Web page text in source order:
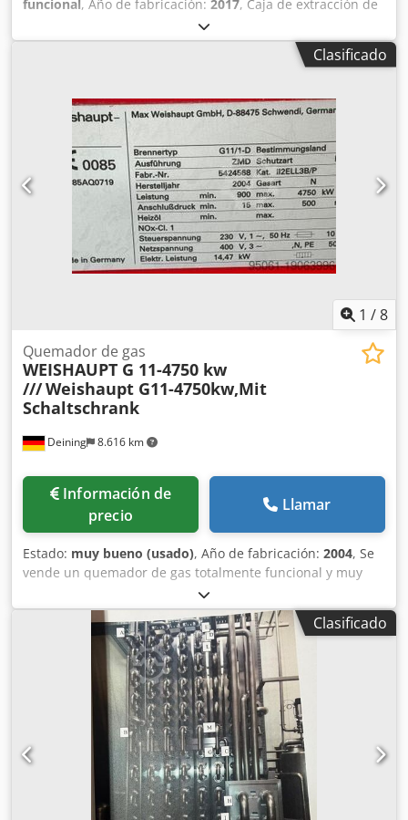
funcional, Año de fabricación: 2017, Caja de extracción de
filtro de aire móvil Caja con ventilador incorporado y
cartucho filtrante. Con filtro HEPA. Para ventilación, filtrado
y eliminación del aire de la habitación. Capacidad de
IMOFA DS 11-4 460 vatios 50 Hz 4,8 amperios Crodpfx
Aevvcqxjhasf Voltaje: 230 V, 50 Hz Controlador de
transformador Systemair RTRE 5 4 cartuchos de filtro 1
pieza de filtro Hepa ULTIMA RP de 3000 m3/h Carcasa de
marco de aluminio, ruedas móviles con freno.
Dimensiones: 100x100x80 cm Peso: aprox. 120 kg
Clasificado
1 /8
Deining 8.616 km
Quemador de gas
WEISHAUPT G 11-4750 kw
///Weishaupt G11-4750kw,Mit
Schaltschrank
Información de
precio
Llamar
Estado: muy bueno (usado), Año de fabricación: 2004, Se
vende un quemador de gas totalmente funcional y muy
bien conservado de la marca Weishaupt, incluyendo tramo
de gas (Dungs DN 80). Codpjwg Hg Rofx Ahajrf 1.
Quemador de gas WEISHAUPT G11/1-D – 4750 kW, con
armario de control, unidad de control y tramo de gas.
Potencia: 900–4750 kW Versión: ZMD Año de fabricación:
Clasificado